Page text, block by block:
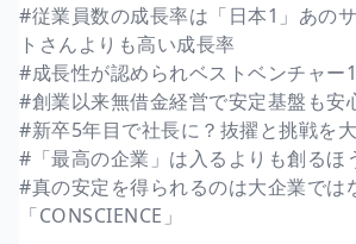
#従業員数の成長率は「日本1」あの
トさんよりも高い成長率
#成長性が認められベストベンチャー
#創業以来無借金経営で安定基盤も安
#新卒5年目で社長に？抜擢と挑戦を
#「最高の企業」は入るよりも創るほ
#真の安定を得られるのは大企業では
「CONSCIENCE」